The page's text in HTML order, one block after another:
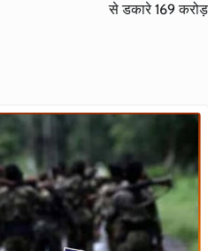
से डकारे 169 करोड़